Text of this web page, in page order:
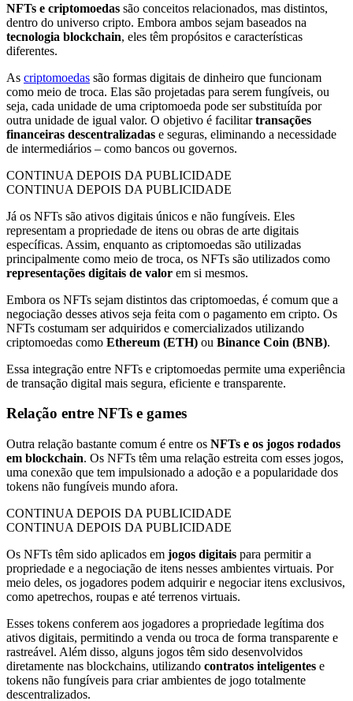
NFTs e criptomoedas são conceitos relacionados, mas distintos,
dentro do universo cripto. Embora ambos sejam baseados na
tecnologia blockchain, eles têm propósitos e características
diferentes.
As criptomoedas são formas digitais de dinheiro que funcionam
como meio de troca. Elas são projetadas para serem fungíveis, ou
seja, cada unidade de uma criptomoeda pode ser substituída por
outra unidade de igual valor. O objetivo é facilitartransações
financeiras descentralizadas e seguras, eliminando a necessidade
de intermediários – como bancos ou governos.
CONTINUA DEPOIS DA PUBLICIDADE
CONTINUA DEPOIS DA PUBLICIDADE
Já os NFTs são ativos digitais únicos e não fungíveis. Eles
representam a propriedade de itens ou obras de arte digitais
específicas. Assim, enquanto as criptomoedas são utilizadas
principalmente como meio de troca, os NFTs são utilizados como
representações digitais de valor em si mesmos.
Embora os NFTs sejam distintos das criptomoedas, é comum que a
negociação desses ativos seja feita com o pagamento em cripto. Os
NFTs costumam ser adquiridos e comercializados utilizando
criptomoedas como Ethereum (ETH) ou Binance Coin (BNB).
Essa integração entre NFTs e criptomoedas permite uma experiência
de transação digital mais segura, eficiente e transparente.
Relação entre NFTs e games
Outra relação bastante comum é entre os NFTs e os jogos rodados
em blockchain. Os NFTs têm uma relação estreita com esses jogos,
uma conexão que tem impulsionado a adoção e a popularidade dos
tokens não fungíveis mundo afora.
CONTINUA DEPOIS DA PUBLICIDADE
CONTINUA DEPOIS DA PUBLICIDADE
Os NFTs têm sido aplicados em jogos digitais para permitir a
propriedade e a negociação de itens nesses ambientes virtuais. Por
meio deles, os jogadores podem adquirir e negociar itens exclusivos,
como apetrechos, roupas e até terrenos virtuais.
Esses tokens conferem aos jogadores a propriedade legítima dos
ativos digitais, permitindo a venda ou troca de forma transparente e
rastreável. Além disso, alguns jogos têm sido desenvolvidos
diretamente nas blockchains, utilizando contratos inteligentes e
tokens não fungíveis para criar ambientes de jogo totalmente
descentralizados.